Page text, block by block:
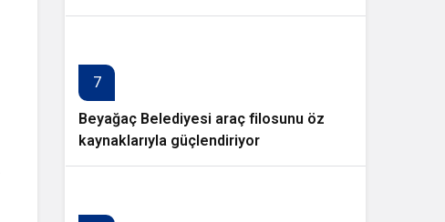
7
Beyağaç Belediyesi araç filosunu öz
kaynaklarıyla güçlendiriyor